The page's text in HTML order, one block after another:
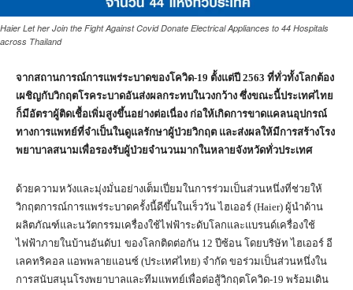
Haier Let her Join the Fight Against Covid Donate Electrical Appliances to 44 Hospitals
across Thailand
จากสถานการณ์การแพร่ระบาดของโควิด-19 ตั้งแต่ปี 2563 ที่ทั่วทั้งโลกต้อง
เผชิญกับวิกฤตโรคระบาดอันส่งผลกระทบในวงกว้าง ซึ่งขณะนี้ประเทศไทย
ก็มีอัตราผู้ติดเชื้อเพิ่มสูงขึ้นอย่างต่อเนื่อง ก่อให้เกิดการขาดแคลนอุปกรณ์
ทางการแพทย์ที่จำเป็นในดูแลรักษาผู้ป่วยวิกฤต และส่งผลให้มีการสร้างโรง
พยาบาลสนามเพื่อรองรับผู้ป่วยจำนวนมากในหลายจังหวัดทั่วประเทศ
ด้วยความหวังและมุ่งมั่นอย่างเต็มเปี่ยมในการร่วมเป็นส่วนหนึ่งที่ช่วยให้
วิกฤตการณ์การแพร่ระบาดครั้งนี้ดีขึ้นในเร็ววัน ไฮเออร์ (Haier) ผู้นำด้าน
ผลิตภัณฑ์และนวัตกรรมเครื่องใช้ไฟฟ้าระดับโลกและแบรนด์เครื่องใช้
ไฟฟ้าภายในบ้านอันดับ1 ของโลกติดต่อกัน 12 ปีซ้อน โดยบริษัท ไฮเออร์ อี
เลคทริคอล แอพพลายแอนซ์ (ประเทศไทย) จำกัด ขอร่วมเป็นส่วนหนึ่งใน
การสนับสนุนโรงพยาบาลและทีมแพทย์เพื่อต่อสู้วิกฤตโควิด-19 พร้อมเดิน